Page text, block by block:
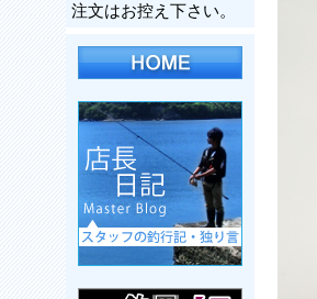
注文はお控え下さい。